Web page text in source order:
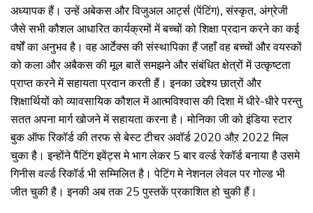
अध्यापक हैं। उन्हें अबेकस और विजुअल आर्ट्स (पेंटिंग), संस्कृत, अंग्रेजी
जैसे सभी कौशल आधारित कार्यक्रमों में बच्चों को शिक्षा प्रदान करने का कई
वर्षों का अनुभव है। वह आर्टेक्स की संस्थापिका हैं जहाँ वह बच्चों और वयस्कों
को कला और अबैकस की मूल बातें समझने और संबंधित क्षेत्रों में उत्कृष्टता
प्राप्त करने में सहायता प्रदान करती हैं। इनका उद्देश्य छात्रों और
शिक्षार्थियों को व्यावसायिक कौशल में आत्मविश्वास की दिशा में धीरे-धीरे परन्तु
सतत अपना मार्ग खोजने में सहायता करना है। मोनिका जी को इंडिया स्टार
बुक ऑफ रिकॉर्ड की तरफ से बेस्ट टीचर अवॉर्ड 2020 औऱ 2022 मिल
चुका है। इन्होंने पैंटिंग इवेंट्स मे भाग लेकर 5 बार वर्ल्ड रेकॉर्ड बनाया है उसमे
गिनीस वर्ल्ड रिकॉर्ड भी सम्मिलित है। पेटिंग मे नेशनल लेवल पर गोल्ड भी
जीत चुकी है। इनकी अब तक 25 पुस्तकें प्रकाशित हो चुकी हैं।